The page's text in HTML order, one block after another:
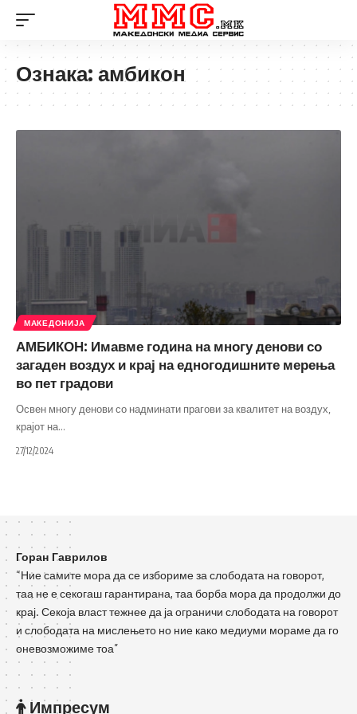
Ознака: амбикон
МАКЕДОНИЈА
АМБИКОН: Имавме година на многу денови со
загаден воздух и крај на едногодишните мерења
во пет градови
Освен многу денови со надминати прагови за квалитет на воздух,
крајот на…
27/12/2024
Горан Гаврилов
“Ние самите мора да се избориме за слободата на говорот,
таа не е секогаш гарантирана, таа борба мора да продолжи до
крај. Секоја власт тежнее да ја ограничи слободата на говорот
и слободата на мислењето но ние како медиуми мораме да го
оневозможиме тоа”
Импресум